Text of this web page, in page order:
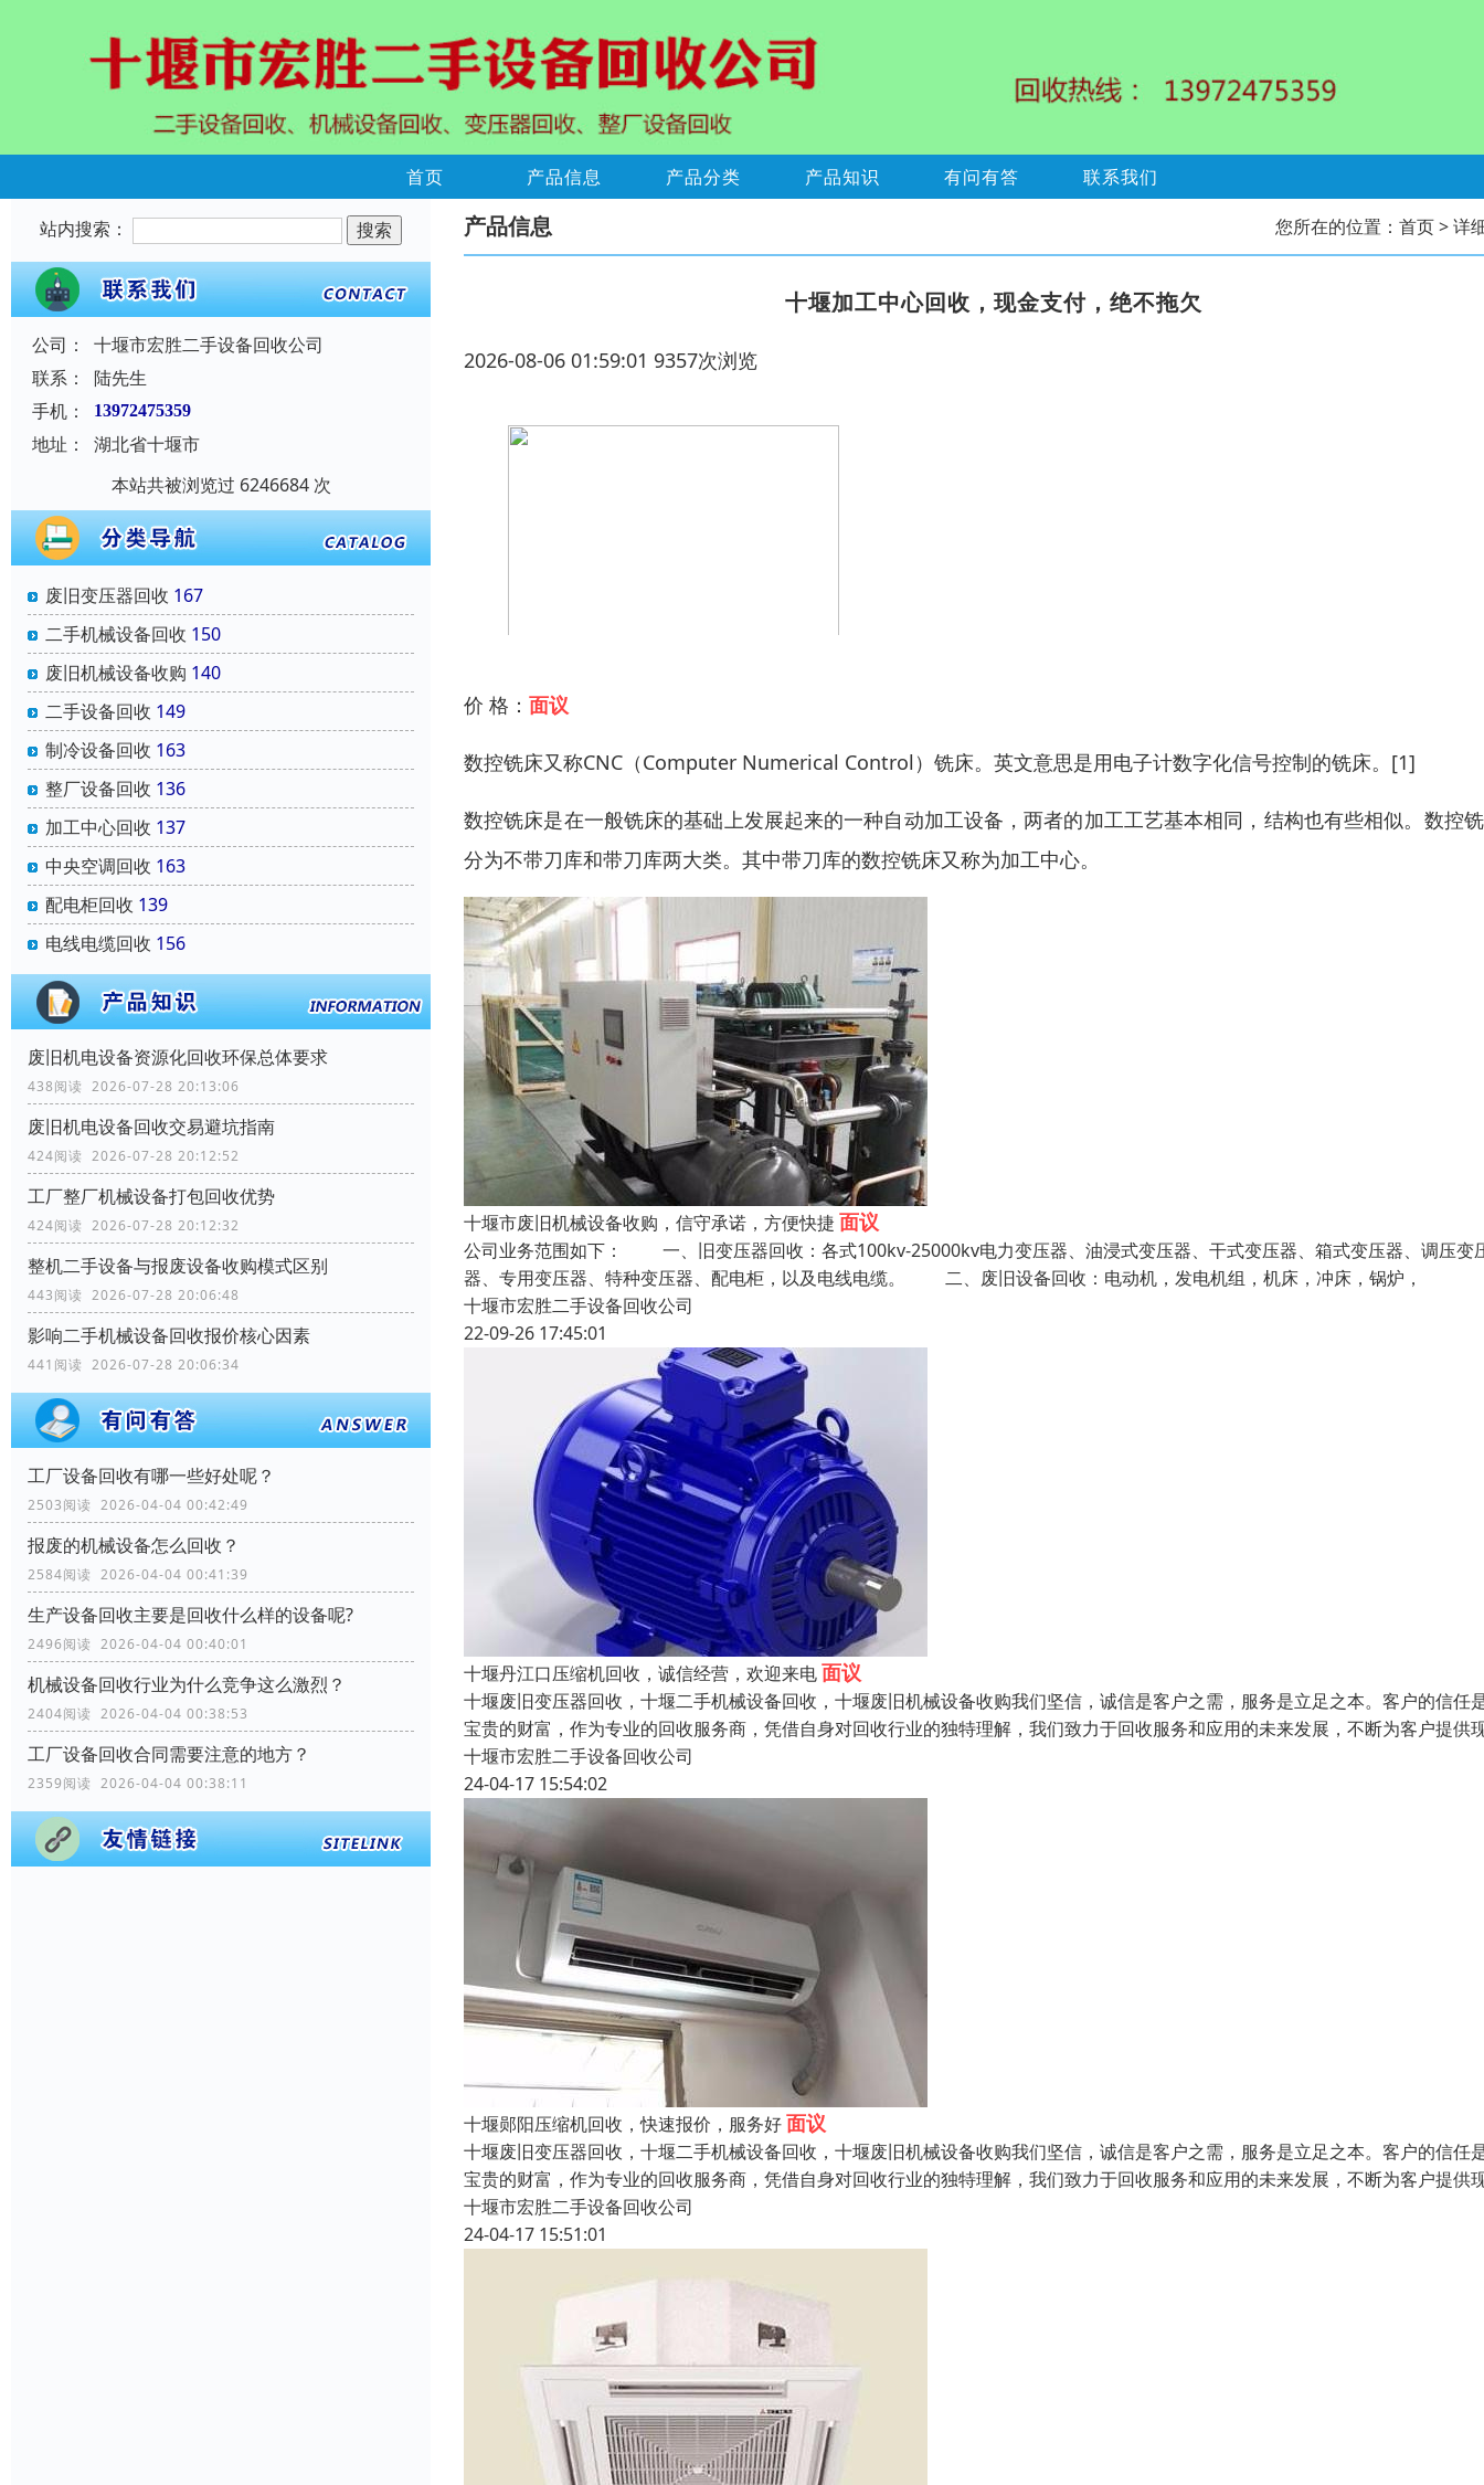
首页 产品信息 产品分类 产品知识 有问有答 联系我们
站内搜索：
公司：
十堰市宏胜二手设备回收公司
联系：
陆先生
手机：
13972475359
地址：
湖北省十堰市
本站共被浏览过 6246684 次
废旧变压器回收 167
二手机械设备回收 150
废旧机械设备收购 140
二手设备回收 149
制冷设备回收 163
整厂设备回收 136
加工中心回收 137
中央空调回收 163
配电柜回收 139
电线电缆回收 156
废旧机电设备资源化回收环保总体要求
438阅读 2026-07-28 20:13:06
废旧机电设备回收交易避坑指南
424阅读 2026-07-28 20:12:52
工厂整厂机械设备打包回收优势
424阅读 2026-07-28 20:12:32
整机二手设备与报废设备收购模式区别
443阅读 2026-07-28 20:06:48
影响二手机械设备回收报价核心因素
441阅读 2026-07-28 20:06:34
工厂设备回收有哪一些好处呢？
2503阅读 2026-04-04 00:42:49
报废的机械设备怎么回收？
2584阅读 2026-04-04 00:41:39
生产设备回收主要是回收什么样的设备呢?
2496阅读 2026-04-04 00:40:01
机械设备回收行业为什么竞争这么激烈？
2404阅读 2026-04-04 00:38:53
工厂设备回收合同需要注意的地方？
2359阅读 2026-04-04 00:38:11
产品信息 您所在的位置： 首页> 详
十堰加工中心回收，现金支付，绝不拖欠
2026-08-06 01:59:01 9357次浏览
价 格： 面议
数控铣床又称CNC（Computer Numerical Control）铣床。英文意思是用电子计数字化信号控制的铣床。[1]
数控铣床是在一般铣床的基础上发展起来的一种自动加工设备，两者的加工工艺基本相同，结构也有些相似。数控
分为不带刀库和带刀库两大类。其中带刀库的数控铣床又称为加工中心。
十堰市废旧机械设备收购，信守承诺，方便快捷 面议
公司业务范围如下： 一、旧变压器回收：各式100kv-25000kv电力变压器、油浸式变压器、干式变压器、箱式变压器、调压变
器、专用变压器、特种变压器、配电柜，以及电线电缆。 二、废旧设备回收：电动机，发电机组，机床，冲床，锅炉，
十堰市宏胜二手设备回收公司
22-09-26 17:45:01
十堰丹江口压缩机回收，诚信经营，欢迎来电面议
十堰废旧变压器回收，十堰二手机械设备回收，十堰废旧机械设备收购我们坚信，诚信是客户之需，服务是立足之本。客户的信任
宝贵的财富，作为专业的回收服务商，凭借自身对回收行业的独特理解，我们致力于回收服务和应用的未来发展，不断为客户提供
十堰市宏胜二手设备回收公司
24-04-17 15:54:02
十堰郧阳压缩机回收，快速报价，服务好面议
十堰废旧变压器回收，十堰二手机械设备回收，十堰废旧机械设备收购我们坚信，诚信是客户之需，服务是立足之本。客户的信任
宝贵的财富，作为专业的回收服务商，凭借自身对回收行业的独特理解，我们致力于回收服务和应用的未来发展，不断为客户提供
十堰市宏胜二手设备回收公司
24-04-17 15:51:01